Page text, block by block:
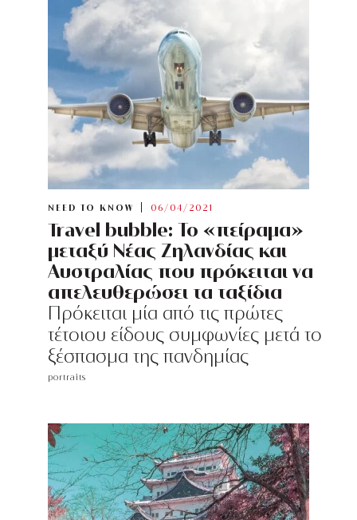
NEED TO KNOW 06/04/2021
Travel bubble: Το «πείραμα»
μεταξύ Νέας Ζηλανδίας και
Αυστραλίας που πρόκειται να
απελευθερώσει τα ταξίδια
Πρόκειται μία από τις πρώτες
τέτοιου είδους συμφωνίες μετά το
ξέσπασμα της πανδημίας
portraits